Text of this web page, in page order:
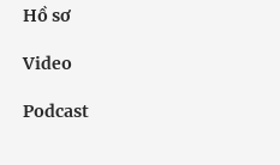
Hồ sơ
Video
Podcast